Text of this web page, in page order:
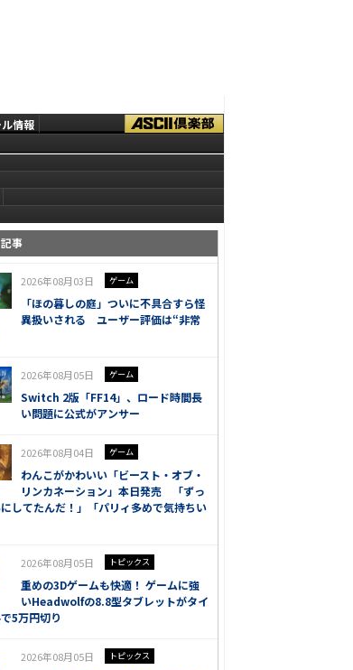
情報
事
2026年08月03日 ゲーム
「ほの暮しの庭」ついに不具合すら怪
異扱いされる ユーザー評価は“非常
2026年08月05日 ゲーム
Switch 2版「FF14」、ロード時間長
い問題に公式がアンサー
2026年08月04日 ゲーム
わんこがかわいい「ビースト・オブ・
リンカネーション」本日発売 「ずっ
してたんだ！」「パリィ多めで気持ちい
2026年08月05日 トピックス
重めの3Dゲームも快適！ ゲームに強
いHeadwolfの8.8型タブレットがタイ
5万円切り
2026年08月05日 トピックス